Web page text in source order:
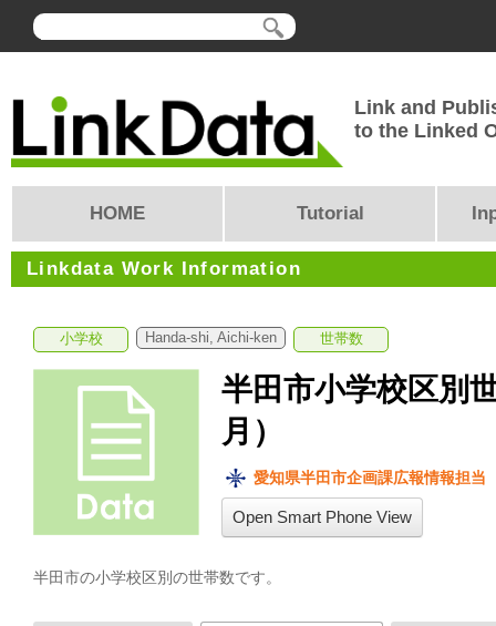
Link and
to the Linked
HOME Tutorial
Linkdata Work Information
小学校 Handa-shi, Aichi-ken 世帯数
半田市小学校区別
月）
愛知県半田市企画課広報情報担当
Open Smart Phone View
半田市の小学校区別の世帯数です。